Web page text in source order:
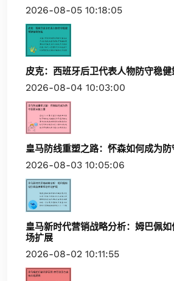
2026-08-05 10:18:05
皮克：西班牙后卫代表人物防守稳
2026-08-04 10:03:00
皇马防线重塑之路：怀森如何成为
2026-08-03 10:05:06
皇马新时代营销战略分析：姆巴佩
场扩展
2026-08-02 10:11:55